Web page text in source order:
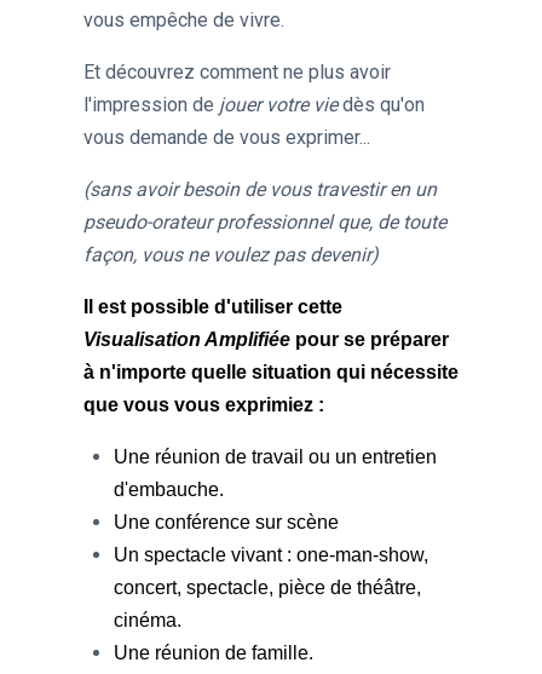
vous empêche de vivre.
Et découvrez comment ne plus avoir
l'impression de jouer votre viedès qu'on
vous demande de vous exprimer...
(sans avoir besoin de vous travestir en un
pseudo-orateur professionnel que, de toute
façon, vous ne voulez pas devenir)
Il est possible d'utiliser cette
Visualisation Amplifiéepour se préparer
à n'importe quelle situation qui nécessite
que vous vous exprimiez :
Une réunion de travail ou un entretien
d'embauche.
Une conférence sur scène
Un spectacle vivant : one-man-show,
concert, spectacle, pièce de théâtre,
cinéma.
Une réunion de famille.